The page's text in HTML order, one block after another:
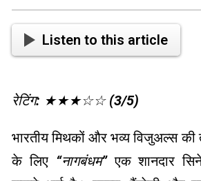
Listen to this article
रेटिंग: ★★★☆☆ (3/5)
भारतीय मिथकों और भव्य विजुअल्स की
के लिए “नागबंधम”एक शानदार